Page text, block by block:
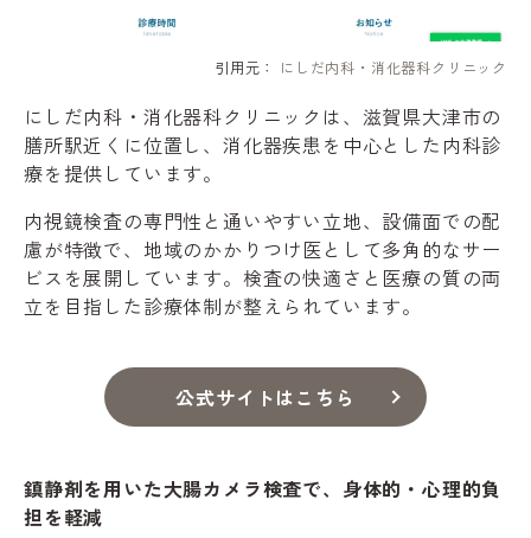
引用元： にしだ内科・消化器科クリニック
にしだ内科・消化器科クリニックは、滋賀県大津市の
膳所駅近くに位置し、消化器疾患を中心とした内科診
療を提供しています。
内視鏡検査の専門性と通いやすい立地、設備面での配
慮が特徴で、地域のかかりつけ医として多角的なサー
ビスを展開しています。検査の快適さと医療の質の両
立を目指した診療体制が整えられています。
公式サイトはこちら
鎮静剤を用いた大腸カメラ検査で、身体的・心理的負
担を軽減